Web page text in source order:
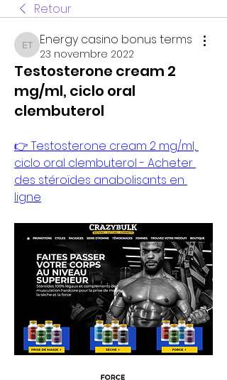
Retour
Energy casino bonus terms
Energy casino bonus terms
23 novembre 2022
Testosterone cream 2
mg/ml, ciclo oral
clembuterol
👉 Testosterone cream 2 mg/ml,
ciclo oral clembuterol - Acheter
des stéroïdes anabolisants en
ligne